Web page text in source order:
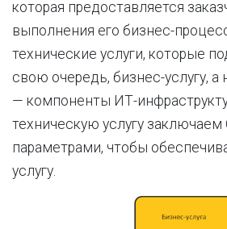
которая предоставляется
выполнения его бизнес-
технические услуги, которые
свою очередь, бизнес-услугу,
— компоненты ИТ-
техническую услугу заключаем
параметрами, чтобы
услугу.